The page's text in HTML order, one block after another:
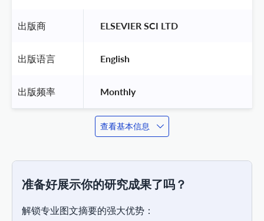
出版商 ELSEVIER SCI LTD
出版语言 English
出版频率 Monthly
查看基本信息
准备好展示你的研究成果了吗？
解锁专业图文摘要的强大优势：